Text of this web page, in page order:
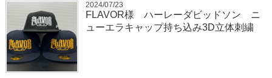
2024/07/23
FLAVOR様 ハーレーダビッドソン ニ
ューエラキャップ持ち込み3D立体刺繍